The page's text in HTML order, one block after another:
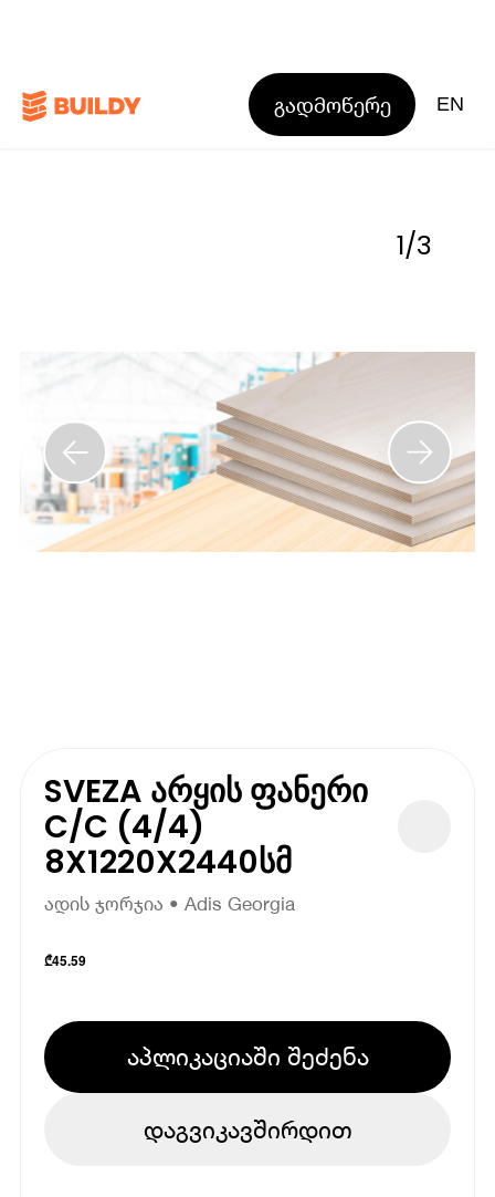
გადმოწერე EN
1/3
SVEZA არყის ფანერი
C/C (4/4)
8X1220X2440სმ
ადის ჯორჯია • Adis Georgia
₾45.59
აპლიკაციაში შეძენა
დაგვიკავშირდით